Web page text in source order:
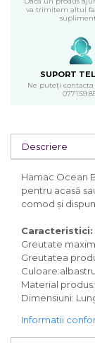
va trimitem altul
SUPORT
Ne puteți contacta
Descriere
Hamac Ocean
pentru acasă
comod și
Caracteristici:
Greutate
Greutatea
Culoare:albastru.
Material
Dimensiuni:
Informatii